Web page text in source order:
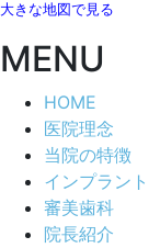
大きな地図で見る
MENU
HOME
医院理念
当院の特徴
インプラント
審美歯科
院長紹介